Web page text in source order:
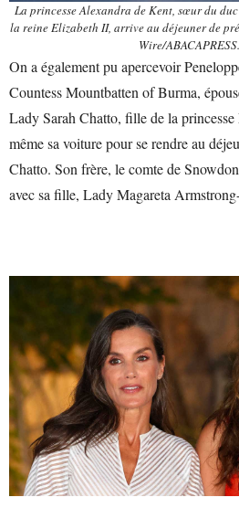
La princesse Alexandra de Kent, sœur du
la reine Elizabeth II, arrive au déjeuner de
Wire/
On a également pu apercevoir
Countess Mountbatten of Burma,
Lady Sarah Chatto, fille de la
même sa voiture pour se rendre au
Chatto. Son frère, le comte de
avec sa fille, Lady Magareta